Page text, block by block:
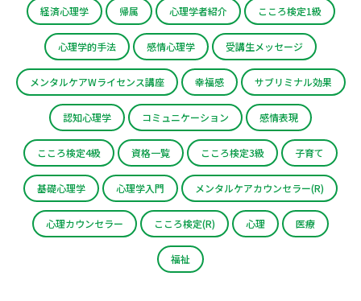
経済心理学 帰属 心理学者紹介 こころ検定1級
心理学的手法 感情心理学 受講生メッセージ
メンタルケアWライセンス講座 幸福感 サブリミナル効果
認知心理学 コミュニケーション 感情表現
こころ検定4級 資格一覧 こころ検定3級 子育て
基礎心理学 心理学入門 メンタルケアカウンセラー(R)
心理カウンセラー こころ検定(R) 心理 医療
福祉